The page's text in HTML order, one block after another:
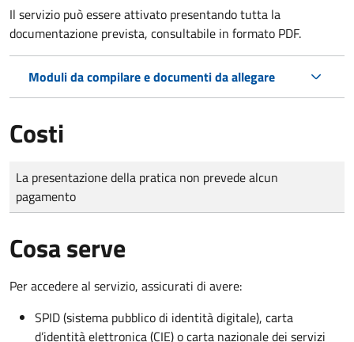
Il servizio può essere attivato presentando tutta la
documentazione prevista, consultabile in formato PDF.
Moduli da compilare e documenti da allegare
Costi
Tipo di pagamento
Importo
La presentazione della pratica non prevede alcun
pagamento
Cosa serve
Per accedere al servizio, assicurati di avere:
SPID (sistema pubblico di identità digitale), carta
d’identità elettronica (CIE) o carta nazionale dei servizi